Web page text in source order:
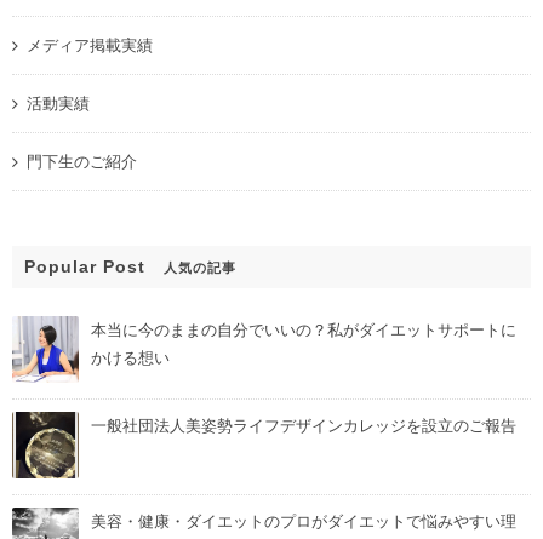
メディア掲載実績
活動実績
門下生のご紹介
Popular Post 人気の記事
本当に今のままの自分でいいの？私がダイエットサポートに
かける想い
一般社団法人美姿勢ライフデザインカレッジを設立のご報告
美容・健康・ダイエットのプロがダイエットで悩みやすい理